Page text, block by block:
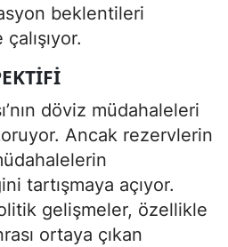
beklentileri
döviz müdahaleleri
Ancak rezervlerin
tartışmaya açıyor.
gelişmeler, özellikle
ortaya çıkan